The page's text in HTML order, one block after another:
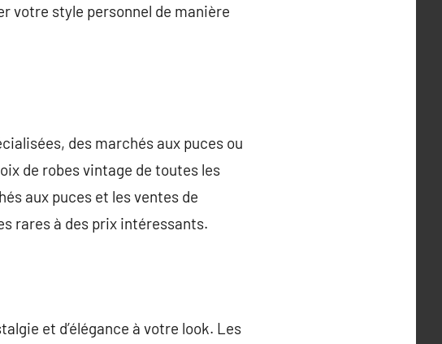
votre style personnel de manière
des marchés aux puces ou
de robes vintage de toutes les
aux puces et les ventes de
rares à des prix intéressants.
et d’élégance à votre look. Les